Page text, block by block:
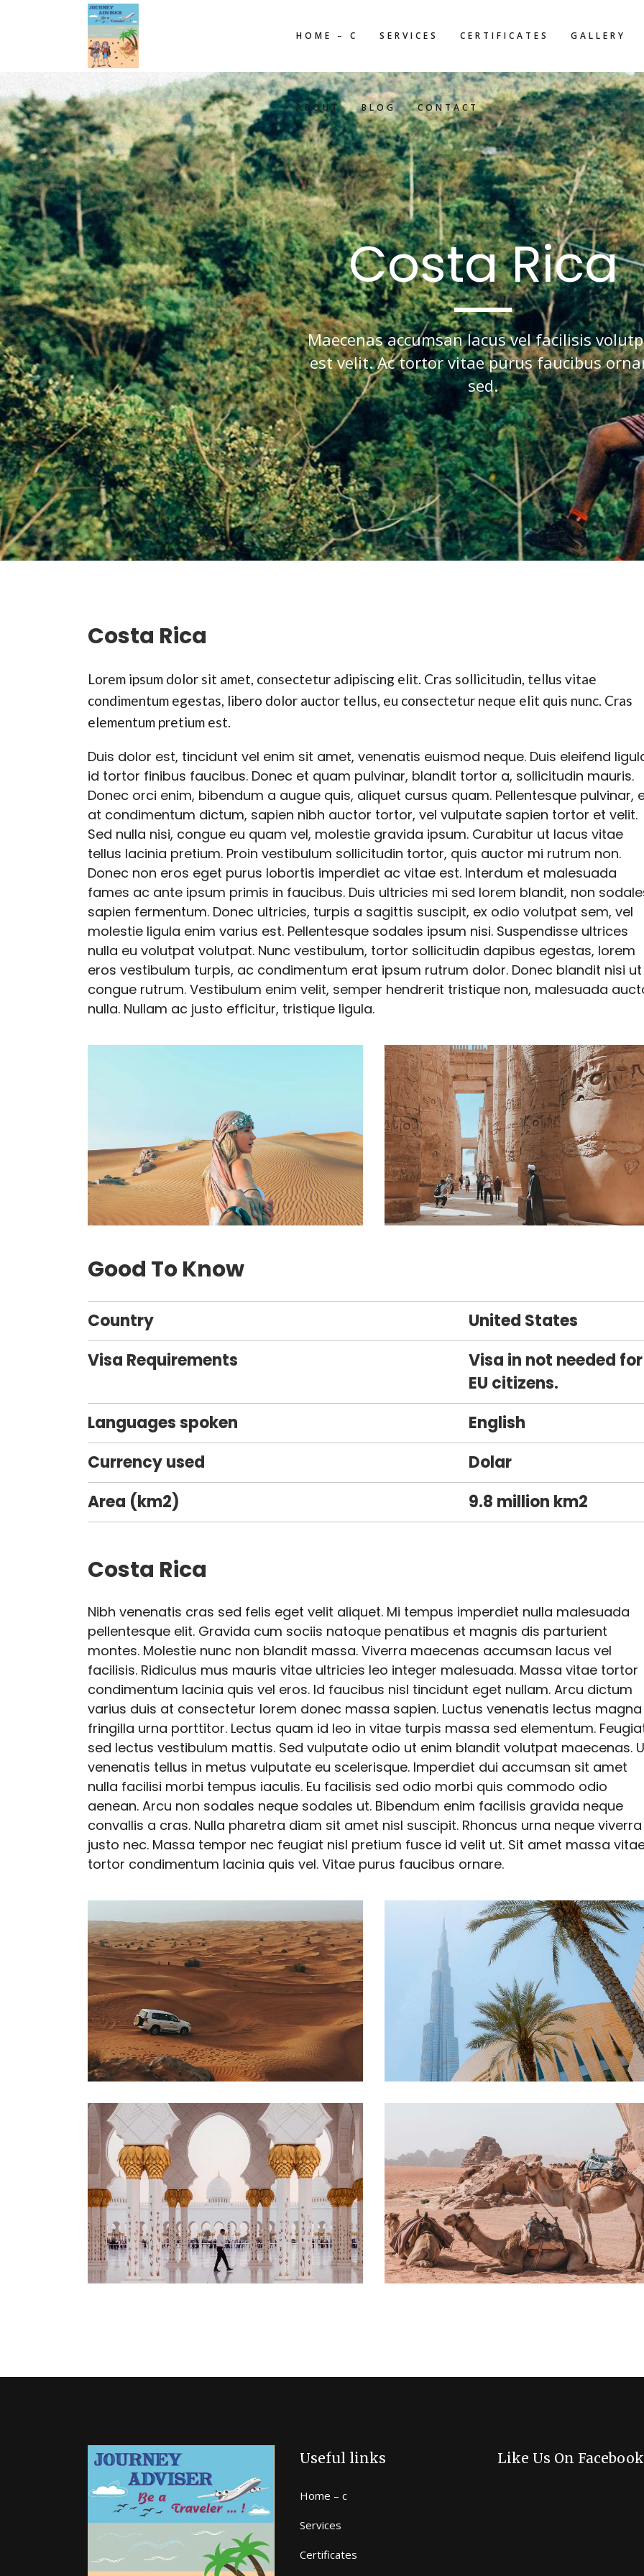
HOME – C SERVICES CERTIFICATES GALLERY
ABOUT BLOG CONTACT
Costa Rica
Maecenas accumsan lacus vel facilisis
est velit. Ac tortor vitae purus faucibus
sed.
Costa Rica
Lorem ipsum dolor sit amet, consectetur adipiscing elit. Cras sollicitudin, tellus vitae
condimentum egestas, libero dolor auctor tellus, eu consectetur neque elit quis nunc. Cras
elementum pretium est.
Duis dolor est, tincidunt vel enim sit amet, venenatis euismod neque. Duis eleifend
id tortor finibus faucibus. Donec et quam pulvinar, blandit tortor a, sollicitudin mauris.
Donec orci enim, bibendum a augue quis, aliquet cursus quam. Pellentesque pulvinar,
at condimentum dictum, sapien nibh auctor tortor, vel vulputate sapien tortor et velit.
Sed nulla nisi, congue eu quam vel, molestie gravida ipsum. Curabitur ut lacus vitae
tellus lacinia pretium. Proin vestibulum sollicitudin tortor, quis auctor mi rutrum non.
Donec non eros eget purus lobortis imperdiet ac vitae est. Interdum et malesuada
fames ac ante ipsum primis in faucibus. Duis ultricies mi sed lorem blandit, non
sapien fermentum. Donec ultricies, turpis a sagittis suscipit, ex odio volutpat sem, vel
molestie ligula enim varius est. Pellentesque sodales ipsum nisi. Suspendisse ultrices
nulla eu volutpat volutpat. Nunc vestibulum, tortor sollicitudin dapibus egestas, lorem
eros vestibulum turpis, ac condimentum erat ipsum rutrum dolor. Donec blandit nisi ut
congue rutrum. Vestibulum enim velit, semper hendrerit tristique non, malesuada
nulla. Nullam ac justo efficitur, tristique ligula.
Good To Know
Country
United States
Visa Requirements
Visa in not needed for
EU citizens.
Languages spoken
English
Currency used
Dolar
Area (km2)
9.8 million km2
Costa Rica
Nibh venenatis cras sed felis eget velit aliquet. Mi tempus imperdiet nulla malesuada
pellentesque elit. Gravida cum sociis natoque penatibus et magnis dis parturient
montes. Molestie nunc non blandit massa. Viverra maecenas accumsan lacus vel
facilisis. Ridiculus mus mauris vitae ultricies leo integer malesuada. Massa vitae tortor
condimentum lacinia quis vel eros. Id faucibus nisl tincidunt eget nullam. Arcu dictum
varius duis at consectetur lorem donec massa sapien. Luctus venenatis lectus magna
fringilla urna porttitor. Lectus quam id leo in vitae turpis massa sed elementum.
sed lectus vestibulum mattis. Sed vulputate odio ut enim blandit volutpat maecenas.
venenatis tellus in metus vulputate eu scelerisque. Imperdiet dui accumsan sit amet
nulla facilisi morbi tempus iaculis. Eu facilisis sed odio morbi quis commodo odio
aenean. Arcu non sodales neque sodales ut. Bibendum enim facilisis gravida neque
convallis a cras. Nulla pharetra diam sit amet nisl suscipit. Rhoncus urna neque viverra
justo nec. Massa tempor nec feugiat nisl pretium fusce id velit ut. Sit amet massa
tortor condimentum lacinia quis vel. Vitae purus faucibus ornare.
Useful links
Home – c
Services
Certificates
Like Us On Facebook